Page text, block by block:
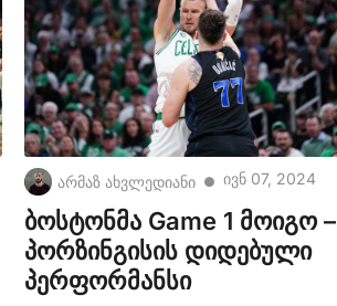
არმაზ ახვლედიანი ● Ივნ 07, 2024
ბოსტონმა Game 1 მოიგო –
პორზინგისის დიდებული
პერფორმანსი